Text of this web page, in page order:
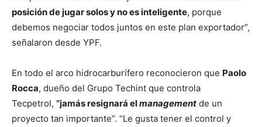
posición de jugar solos y no es inteligente, porque
debemos negociar todos juntos en este plan exportador”,
señalaron desde YPF.
En todo el arco hidrocarburífero reconocieron que Paolo
Rocca, dueño del Grupo Techint que controla
Tecpetrol, “jamás resignará elmanagement de un
proyecto tan importante”. “Le gusta tener el control y